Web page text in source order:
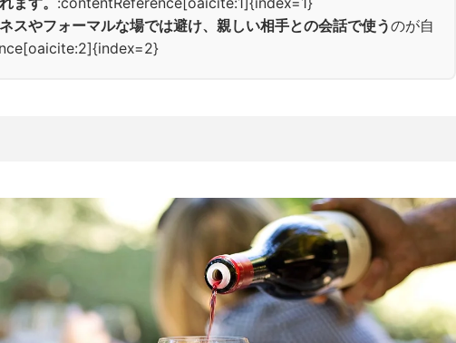
スやフォーマルな場では避け、親しい相手との会話で使うのが自